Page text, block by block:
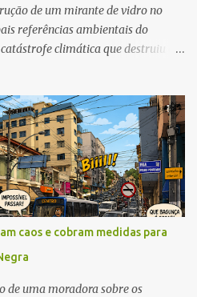
de um mirante de vidro no
referências ambientais do
climática que destruiu o
Preservação permanente O Alto
das Áreas de Preservação
de APP no Código Florestal
são protegidas com a função
hídricos, a paisagem, a
para assegurar a qualidade de
instaladas torres de
celular, contêineres de uso
construções e uma rampa
caos e cobram medidas para
de uma moradora sobre os